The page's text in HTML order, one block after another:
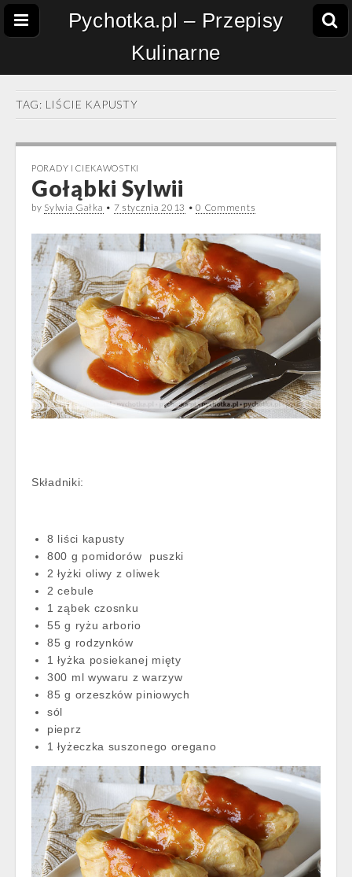
Pychotka.pl – Przepisy
Kulinarne
TAG: LIŚCIE KAPUSTY
PORADY I CIEKAWOSTKI
Gołąbki Sylwii
by Sylwia Gałka • 7 stycznia 2013 •0 Comments
Składniki:
8 liści kapusty
800 g pomidorów puszki
2 łyżki oliwy z oliwek
2 cebule
1 ząbek czosnku
55 g ryżu arborio
85 g rodzynków
1 łyżka posiekanej mięty
300 ml wywaru z warzyw
85 g orzeszków piniowych
sól
pieprz
1 łyżeczka suszonego oregano